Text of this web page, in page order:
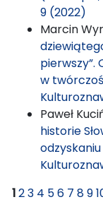
9 (2022)
Marcin
w
Paweł
historie
123 4 56 7 89